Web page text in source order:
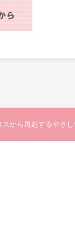
から再起するやさ